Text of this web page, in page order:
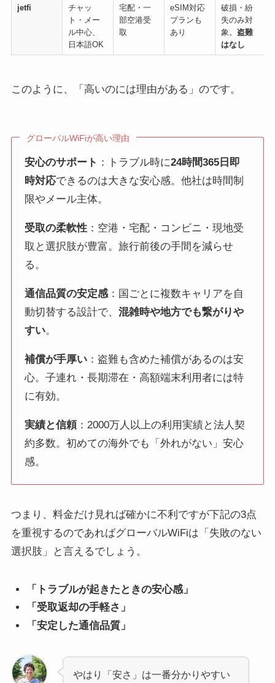
jetfi
チャッ
ト・メー
ル中心、
日本語OK
宅配・一
部空港受
取
eSIM対応
プランも
あり
破損・紛
失のみ対
象。盗難
はなし
このように、「高いのには理由がある」のです。
グローバルWiFiが高い理由
安心のサポート ：トラブル時に24時間365日即
時対応できるのは大きな安心感。他社は時間制
限やメール主体。
受取の柔軟性 ：空港・宅配・コンビニ・現地受
取と選択肢が豊富。旅行前後の手間を減らせ
る。
通信品質の安定感 ：国ごとに複数キャリアを自
動切替する設計で、混雑時や地方でも繋がりや
すい。
補償が手厚い ：盗難も含めた補償があるのは安
心。子連れ・長期滞在・高額端末利用者には特
に有効。
実績と信頼：2000万人以上の利用実績と法人契
約多数。初めての海外でも「外れがない」安心
感。
つまり、料金だけ見れば確かに不利ですが下記の3点
を重視するのであればグローバルWiFiは「失敗のない
選択肢」と言えるでしょう。
「トラブルが起きたときの安心感」
「受取返却の手軽さ」
「安定した通信品質」
やはり「安さ」は一番分かりやすい